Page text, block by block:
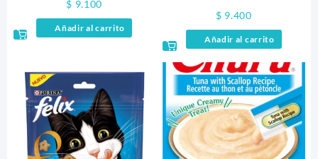
$ 9.100
Añadir al carrito
$ 9.400
Añadir al carrito